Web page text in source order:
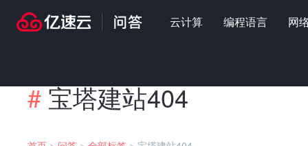
云计算 编程语言 网
#宝塔建站404